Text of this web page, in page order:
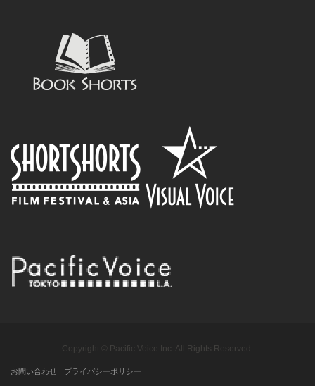
Copyright © Pacific Voice Inc. All Rights Reserved.
お問い合わせ プライバシーポリシー